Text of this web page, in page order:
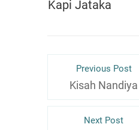
Kapi Jataka
Previous Post
Kisah Nandiya
Next Post